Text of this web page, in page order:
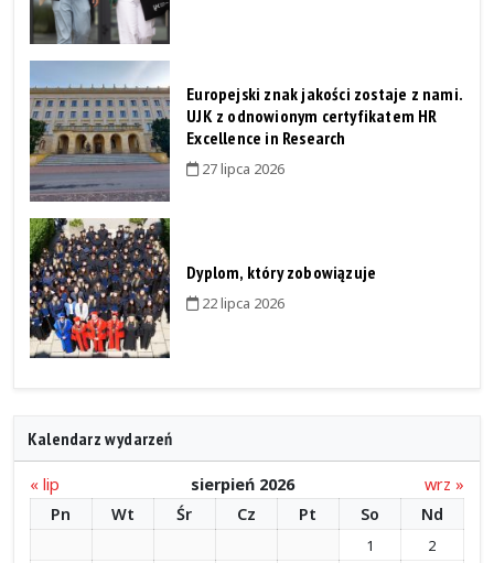
Europejski znak jakości zostaje z nami.
UJK z odnowionym certyfikatem HR
Excellence in Research
27 lipca 2026
Dyplom, który zobowiązuje
22 lipca 2026
Kalendarz wydarzeń
« lip sierpień 2026
wrz »
Pn
Wt Śr Cz Pt So Nd
1
2